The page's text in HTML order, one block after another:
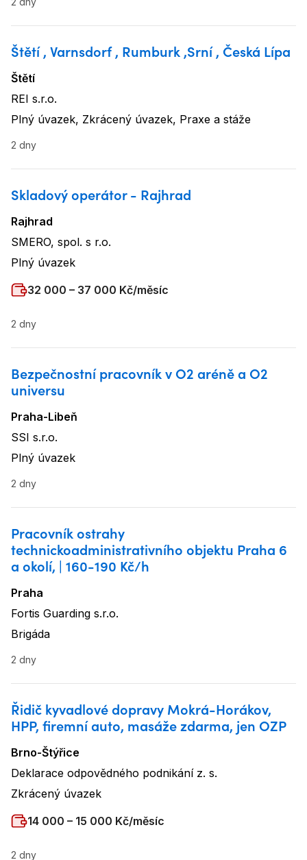
Štětí , Varnsdorf , Rumburk ,Srní , Česká Lípa
Lokalita
Štětí
Název firmy
REI s.r.o.
Typ úvazku:
Plný úvazek, Zkrácený úvazek, Praxe a stáže
2 dny
Skladový operátor - Rajhrad
Lokalita:
Rajhrad
Název firmy:
SMERO, spol. s r.o.
Typ úvazku:
Plný úvazek
Plat:
32 000 – 37 000 Kč/měsíc
2 dny
Bezpečnostní pracovník v O2 aréně a O2
universu
Lokalita
Praha-Libeň
Název firmy
SSI s.r.o.
Typ úvazku:
Plný úvazek
2 dny
Pracovník ostrahy
technickoadministrativního objektu Praha 6
a okolí, | 160-190 Kč/h
Lokalita
Praha
Název firmy:
Fortis Guarding s.r.o.
Typ úvazku
Brigáda
2 dny
Řidič kyvadlové dopravy Mokrá-Horákov,
HPP, firemní auto, masáže zdarma, jen OZP
Lokalita:
Brno-Štýřice
Název firmy
Deklarace odpovědného podnikání z. s.
Typ úvazku :
Zkrácený úvazek
Plat:
14 000 – 15 000 Kč/měsíc
2 dny